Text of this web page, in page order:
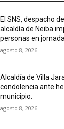
El SNS, despacho
alcaldía de Neiba
personas en
agosto 8, 2026
Alcaldía de Villa
condolencia ante
municipio.
agosto 8, 2026